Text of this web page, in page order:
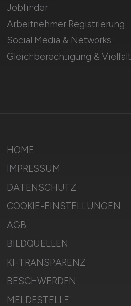
Jobfinder
Arbeitnehmer Registrierung
Social Media & Networks
Gleichberechtigung & Vielfalt
HOME
IMPRESSUM
DATENSCHUTZ
COOKIE-EINSTELLUNGEN
AGB
BILDQUELLEN
KI-TRANSPARENZ
BESCHWERDEN
MELDESTELLE